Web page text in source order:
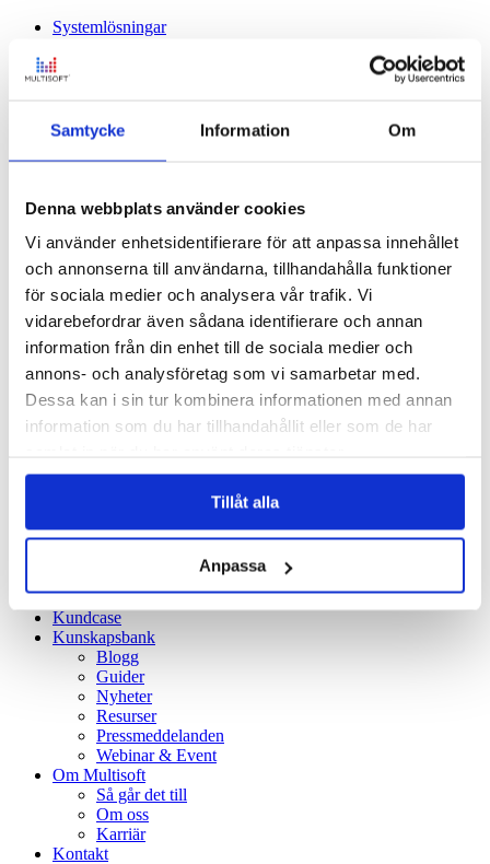
Samtycke Information Om
Denna webbplats använder cookies
Vi använder enhetsidentifierare för att anpassa innehållet
och annonserna till användarna, tillhandahålla funktioner
för sociala medier och analysera vår trafik. Vi
vidarebefordrar även sådana identifierare och annan
information från din enhet till de sociala medier och
annons- och analysföretag som vi samarbetar med.
Dessa kan i sin tur kombinera informationen med annan
information som du har tillhandahållit eller som de har
Läs vårIntegritetspolicy
CookiesTillåt alla
Anpassa
Systemlösningar
Faktureringssystem
KYC-system
Medlemssystem
Onboardingsystem
Orderhantering
Personalplanering
Resursplanering
Verksamhetssystem
Ärendehanteringssystem
Branscher
Bank, finans & försäkring
Begagnade fordon & maskiner
Fastighet
Medlemsorganisationer
Tillverkningsindustri
Vård och omsorg
AI
Kundcase
Kunskapsbank
Blogg
Guider
Nyheter
Resurser
Pressmeddelanden
Webinar & Event
Om Multisoft
Så går det till
Om oss
Karriär
Kontakt